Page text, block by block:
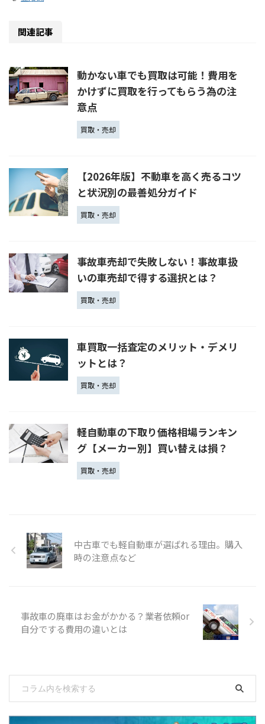
関連記事
動かない車でも買取は可能！費用を
かけずに買取を行ってもらう為の注
意点
買取・売却
【2026年版】不動車を高く売るコツ
と状況別の最善処分ガイド
買取・売却
事故車売却で失敗しない！事故車扱
いの車売却で得する選択とは？
買取・売却
車買取一括査定のメリット・デメリ
ットとは？
買取・売却
軽自動車の下取り価格相場ランキン
グ【メーカー別】買い替えは損？
買取・売却
中古車でも軽自動車が選ばれる理由。購入
時の注意点など
事故車の廃車はお金がかかる？業者依頼or
自分でする費用の違いとは